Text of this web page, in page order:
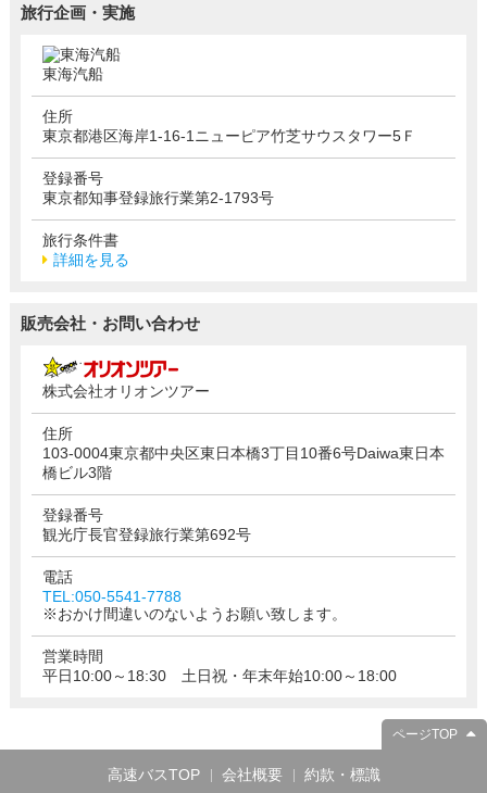
旅行企画・実施
東海汽船
住所
東京都港区海岸1-16-1ニューピア竹芝サウスタワー5Ｆ
登録番号
東京都知事登録旅行業第2-1793号
旅行条件書
詳細を見る
販売会社・お問い合わせ
株式会社オリオンツアー
住所
103-0004東京都中央区東日本橋3丁目10番6号Daiwa東日本
橋ビル3階
登録番号
観光庁長官登録旅行業第692号
電話
TEL:050-5541-7788
※おかけ間違いのないようお願い致します。
営業時間
平日10:00～18:30 土日祝・年末年始10:00～18:00
ページTOP
高速バスTOP 会社概要 約款・標識